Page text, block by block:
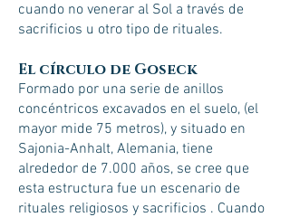
cuando no venerar al Sol a través de
sacrificios u otro tipo de rituales.
El círculo de Goseck
Formado por una serie de anillos
concéntricos excavados en el suelo, (el
mayor mide 75 metros), y situado en
Sajonia-Anhalt, Alemania, tiene
alrededor de 7.000 años, se cree que
esta estructura fue un escenario de
rituales religiosos y sacrificios . Cuando